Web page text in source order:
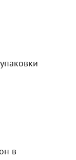
в